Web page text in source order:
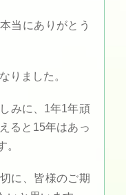
当にありがとう
りました。
みに、1年1年頑
ると15年はあっ
。
に、皆様のご期